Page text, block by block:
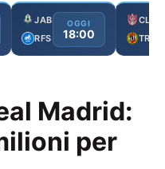
JAB
RFS
OGGI
18:00
CLJ
TRO
Madrid:
per